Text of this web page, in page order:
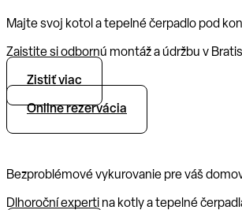
Majte svoj kotol a tepelné čerpadlo pod
Zaistite si odbornú montáž a údržbu v
Zistiť viac
Online rezervácia
Bezproblémové vykurovanie pre váš
Dlhoroční experti na kotly a tepelné